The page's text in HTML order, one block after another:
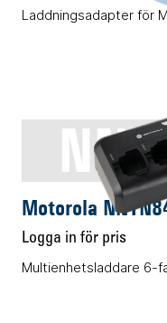
Laddningsadapter för
Motorola
Logga in för pris
Multienhetsladdare 6-